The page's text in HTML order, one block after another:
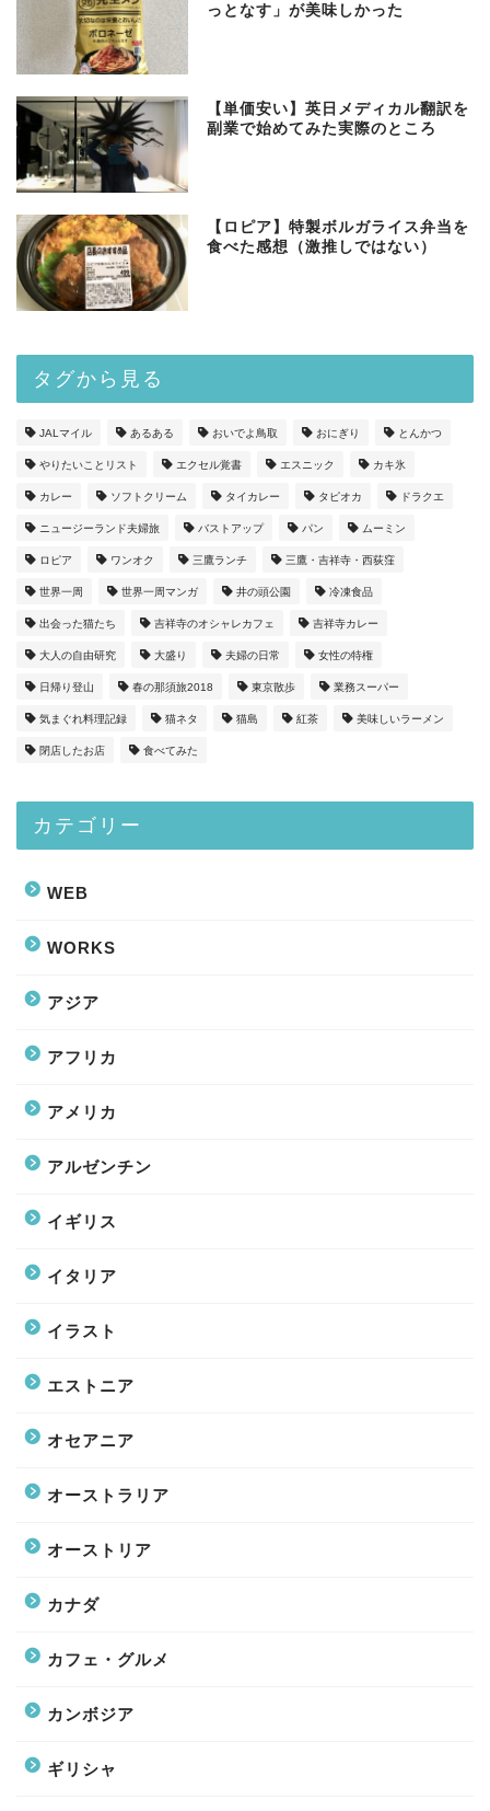
っとなす」が美味しかった
【単価安い】英日メディカル翻訳を
副業で始めてみた実際のところ
【ロピア】特製ボルガライス弁当を
食べた感想（激推しではない）
タグから見る
JALマイル あるある おいでよ鳥取 おにぎり とんかつ
やりたいことリスト エクセル覚書 エスニック カキ氷
カレー ソフトクリーム タイカレー タピオカ ドラクエ
ニュージーランド夫婦旅 バストアップ パン ムーミン
ロピア ワンオク 三鷹ランチ 三鷹・吉祥寺・西荻窪
世界一周 世界一周マンガ 井の頭公園 冷凍食品
出会った猫たち 吉祥寺のオシャレカフェ 吉祥寺カレー
大人の自由研究 大盛り 夫婦の日常 女性の特権
日帰り登山 春の那須旅2018 東京散歩 業務スーパー
気まぐれ料理記録 猫ネタ 猫島 紅茶 美味しいラーメン
閉店したお店 食べてみた
カテゴリー
WEB
WORKS
アジア
アフリカ
アメリカ
アルゼンチン
イギリス
イタリア
イラスト
エストニア
オセアニア
オーストラリア
オーストリア
カナダ
カフェ・グルメ
カンボジア
ギリシャ